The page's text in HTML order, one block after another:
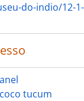
do-indio/12-
anel
coco tucum